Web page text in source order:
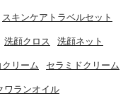
スキンケアトラベルセット
洗顔クロス 洗顔ネット
クリーム セラミドクリーム
ワランオイル